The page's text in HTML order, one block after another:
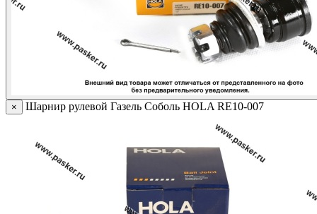
× Шарнир рулевой Газель Соболь HOLA RE10-007